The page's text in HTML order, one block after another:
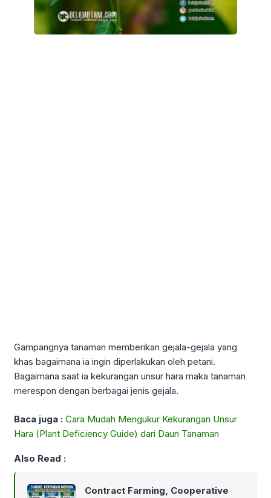
Gampangnya tanaman memberikan gejala-gejala yang
khas bagaimana ia ingin diperlakukan oleh petani.
Bagaimana saat ia kekurangan unsur hara maka tanaman
merespon dengan berbagai jenis gejala.
Baca juga : Cara Mudah Mengukur Kekurangan Unsur
Hara (Plant Deficiency Guide) dari Daun Tanaman
Also Read :
Contract Farming, Cooperative